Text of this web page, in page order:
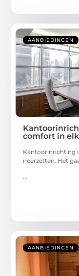
AANBIEDINGEN
comfort in
Kantoorinrichting
neerzetten. Het
...
AANBIEDINGEN